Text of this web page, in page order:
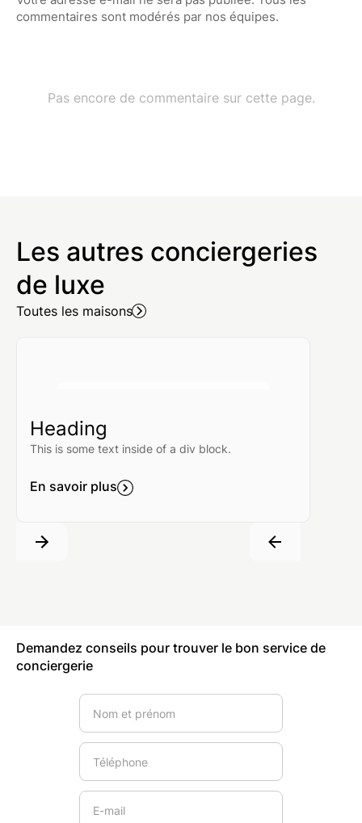
Les autres conciergeries
de luxe
Toutes les maisons
Heading
This is some text inside of a div block.
En savoir plus
Demandez conseils pour trouver le bon service de
conciergerie